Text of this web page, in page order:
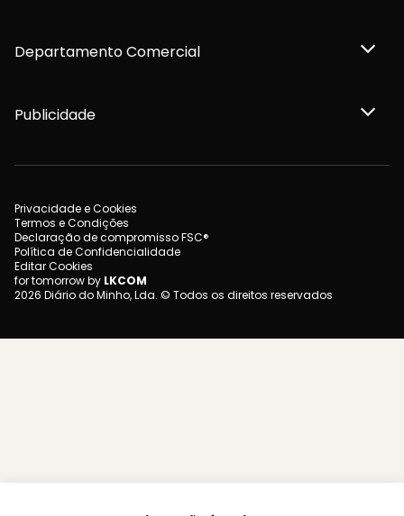
Departamento Comercial
Publicidade
Privacidade e Cookies
Termos e Condições
Declaração de compromisso FSC®
Política de Confidencialidade
Editar Cookies
for tomorrow by LKCOM
2026 Diário do Minho, Lda. © Todos os direitos reservados